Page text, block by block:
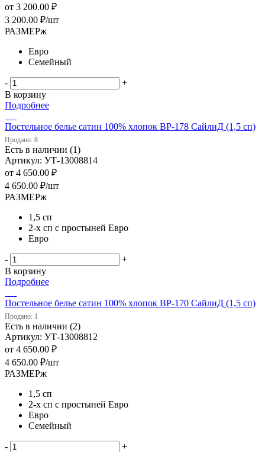
от 3 200.00 ₽
3 200.00 ₽/шт
РАЗМЕРж
Евро
Семейный
-
+
В корзину
Подробнее
Постельное белье сатин 100% хлопок ВP-178 СайлиД (1,5 сп)
Продано: 8
Есть в наличии (1)
Артикул: УТ-13008814
от 4 650.00 ₽
4 650.00 ₽/шт
РАЗМЕРж
1,5 сп
2-х сп с простыней Евро
Евро
-
+
В корзину
Подробнее
Постельное белье сатин 100% хлопок ВP-170 СайлиД (1,5 сп)
Продано: 1
Есть в наличии (2)
Артикул: УТ-13008812
от 4 650.00 ₽
4 650.00 ₽/шт
РАЗМЕРж
1,5 сп
2-х сп с простыней Евро
Евро
Семейный
-
+